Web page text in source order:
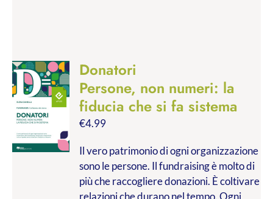
Donatori
Persone, non numeri: la
fiducia che si fa sistema
€4.99
Il vero patrimonio di ogni organizzazione
sono le persone. Il fundraising è molto di
più che raccogliere donazioni. È coltivare
relazioni che durano nel tempo. Ogni